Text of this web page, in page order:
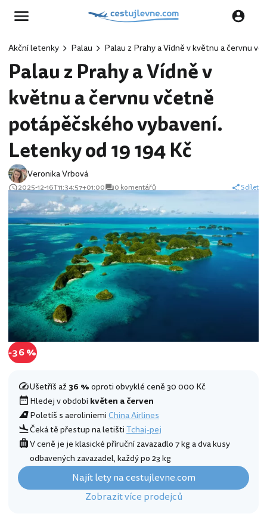
Akční letenky Palau Palau z Prahy a Vídně v květnu a červnu
Palau z Prahy a Vídně v
květnu a červnu včetně
potápěčského vybavení.
Letenky od 19 194 Kč
Veronika Vrbová
2025-12-16T11:34:57+01:00 0 komentářů Sdílet
-36 %
Ušetříš až36 %oproti obvyklé ceně 30 000 Kč
Hledej v obdobíkvěten a červen
Poletíš s aeroliniemiChina Airlines
Čeká tě přestup na letištiTchaj-pej
V ceně je je klasické příruční zavazadlo 7 kg a dva kusy
odbavených zavazadel, každý po 23 kg
Najít lety na cestujlevne.com
Zobrazit více prodejců